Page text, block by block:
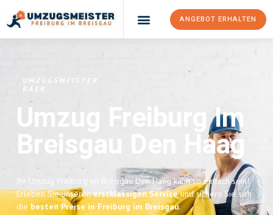
ANGEBOT ERHALTEN
UMZUGSMEISTER
BAER
Umzug Freiburg Im
Breisgau Den Haag
Ihr Umzug Freiburg im Breisgau Den Haag kann so einfach sein!
Erleben Sie unserenerstklassigen Serviceund sichern Sie sich
die besten Preise in Freiburg im Breisgau.